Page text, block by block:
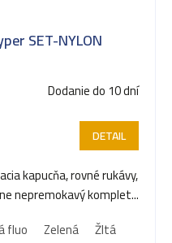
SET-NYLON
Dodanie do 10 dní
DETAIL
kapucňa, rovné rukávy,
nepremokavý komplet...
fluo Zelená Žltá